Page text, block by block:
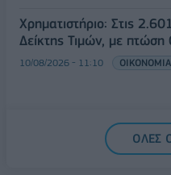
Χρηματιστήριο: Στις
Δείκτης Τιμών, με
10/08/2026 - 11:10 ΟΙΚΟΝΟΜΙΑ
ΟΛΕΣ